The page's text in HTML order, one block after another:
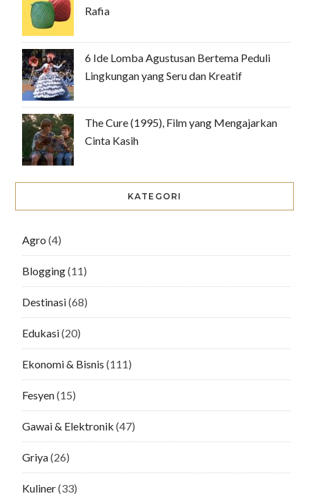
Rafia
6 Ide Lomba Agustusan Bertema Peduli
Lingkungan yang Seru dan Kreatif
The Cure (1995), Film yang Mengajarkan
Cinta Kasih
KATEGORI
Agro (4)
Blogging(11)
Destinasi(68)
Edukasi(20)
Ekonomi & Bisnis (111)
Fesyen(15)
Gawai & Elektronik (47)
Griya(26)
Kuliner(33)